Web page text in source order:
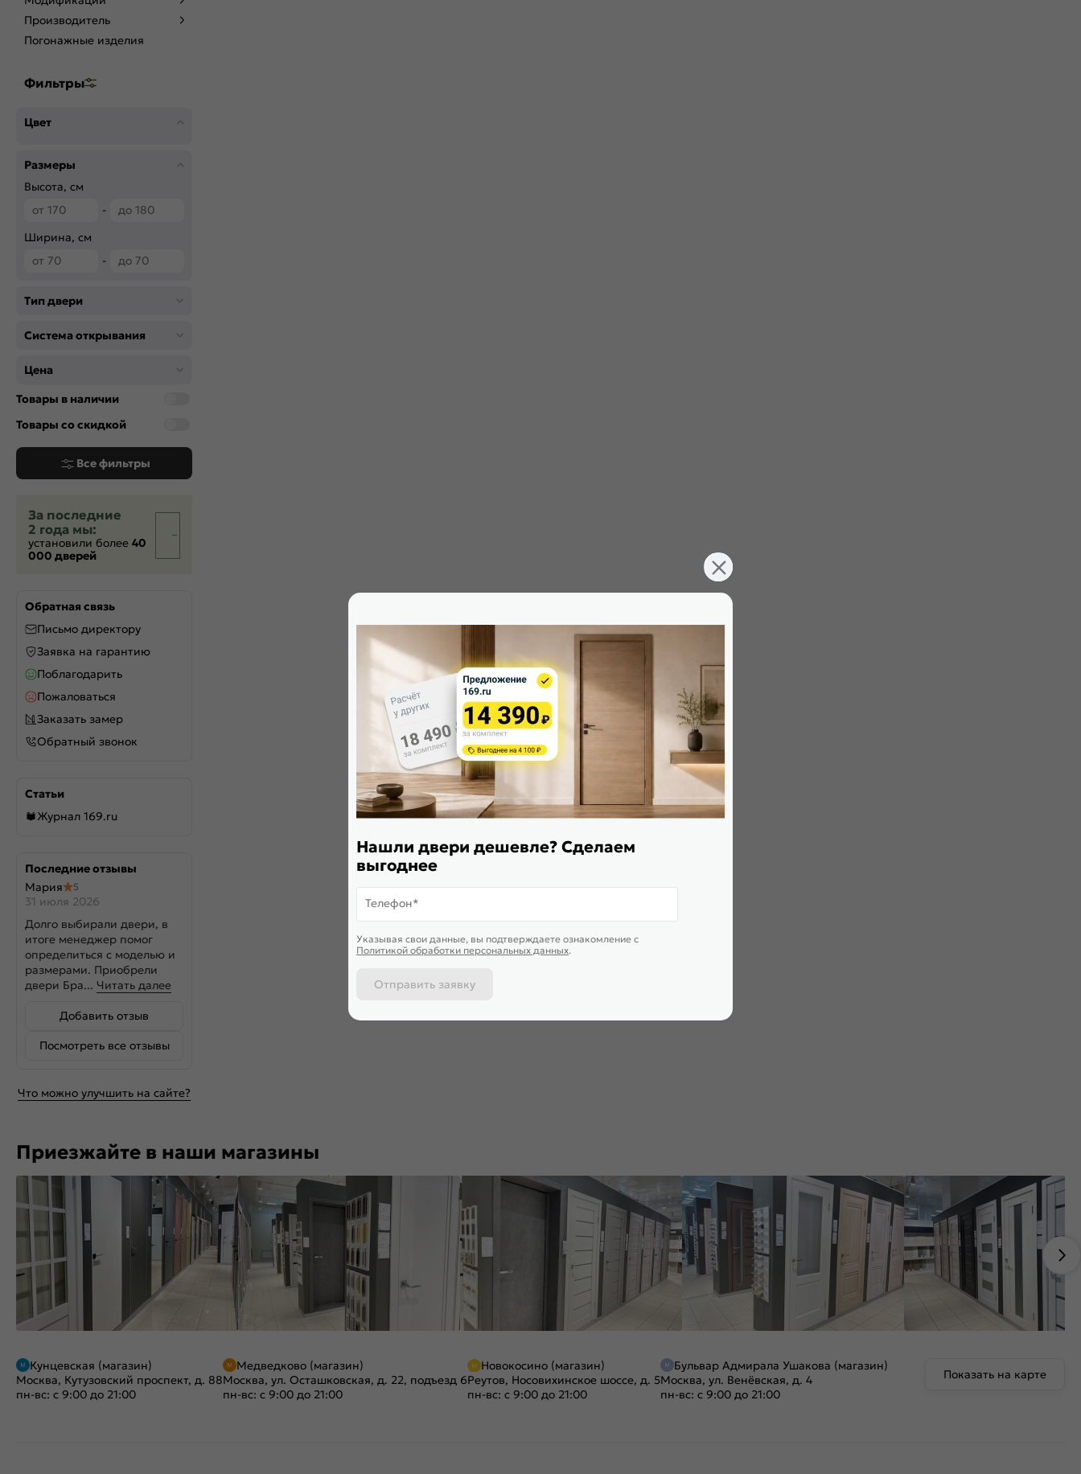
Производитель
Погонажные изделия
Фильтры
Цвет
Размеры
Высота, см
-
Ширина, см
-
Тип двери
Система открывания
Цена
Товары в наличии
Товары со скидкой
Все фильтры
За последние
2 года мы:
установили более 40
000 дверей
Обратная связь
Письмо директору
Заявка на гарантию
Поблагодарить
Пожаловаться
Заказать замер
Обратный звонок
Статьи
Журнал 169.ru
Последние отзывы
Мария
5
31 июля 2026
Долго выбирали двери, в
итоге менеджер помог
определиться с моделью и
размерами. Приобрели
двери Бра... Читать далее
Добавить отзыв
Посмотреть все отзывы
Что можно улучшить на сайте?
Приезжайте в наши магазины
Кунцевская (магазин)
Москва, Кутузовский проспект, д. 88
пн-вс: с 9:00 до 21:00
Медведково (магазин)
Москва, ул. Осташковская, д. 22, подъезд 6
пн-вс: с 9:00 до 21:00
Новокосино (магазин)
Реутов, Носовихинское шоссе, д. 5
пн-вс: с 9:00 до 21:00
Бульвар Адмирала Ушакова (магазин)
Москва, ул. Венёвская, д. 4
пн-вс: с 9:00 до 21:00
Показать на карте
Нашли двери дешевле? Сделаем
выгоднее
Телефон*
Указывая свои данные, вы подтверждаете ознакомление c
Политикой обработки персональных данных.
Отправить заявку